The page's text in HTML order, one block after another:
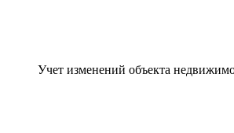
Учет изменений объекта